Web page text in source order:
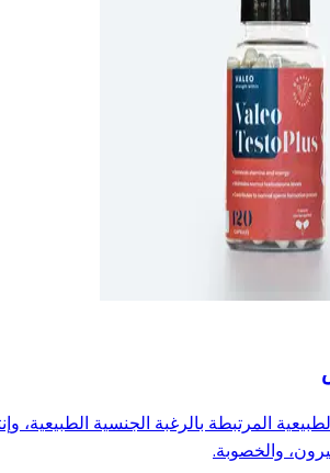
المرتبطة بالرغبة الجنسية الطبيعية،
والخصوبة.